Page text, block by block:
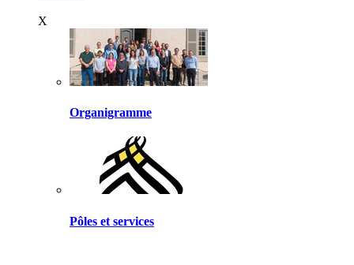
X
Organigramme
Pôles et services